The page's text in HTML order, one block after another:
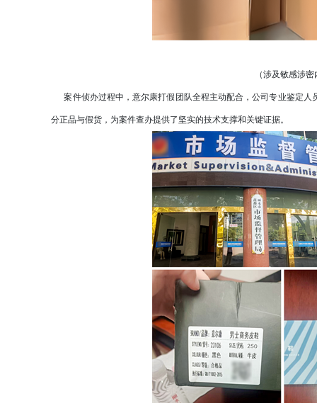
（涉及敏感涉
案件侦办过程中，意尔康打假团队全程主动配合，公司专业鉴定人
分正品与假货，为案件查办提供了坚实的技术支撑和关键证据。